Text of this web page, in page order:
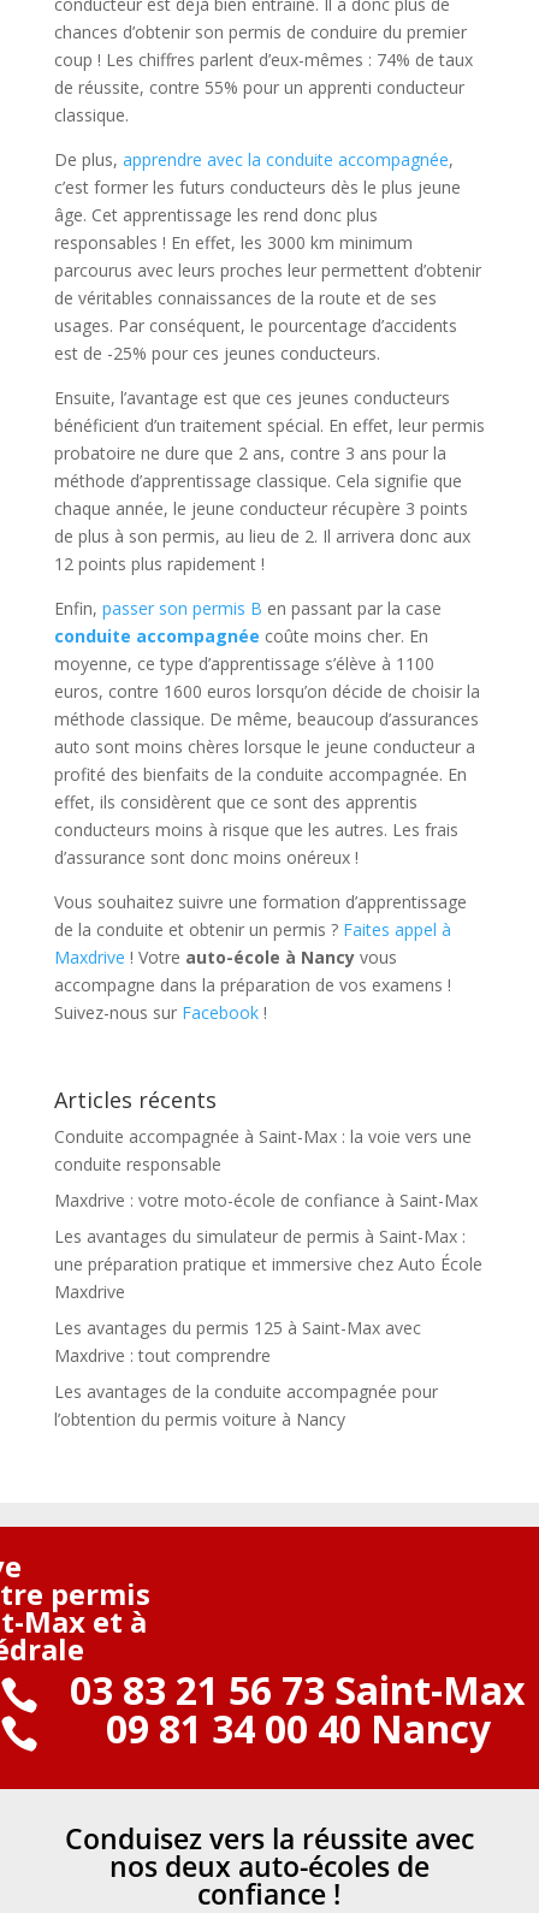
chances d’obtenir son permis de conduire du premier
coup ! Les chiffres parlent d’eux-mêmes : 74% de taux
de réussite, contre 55% pour un apprenti conducteur
classique.
De plus, apprendre avec la conduite accompagnée,
c’est former les futurs conducteurs dès le plus jeune
âge. Cet apprentissage les rend donc plus
responsables ! En effet, les 3000 km minimum
parcourus avec leurs proches leur permettent d’obtenir
de véritables connaissances de la route et de ses
usages. Par conséquent, le pourcentage d’accidents
est de -25% pour ces jeunes conducteurs.
Ensuite, l’avantage est que ces jeunes conducteurs
bénéficient d’un traitement spécial. En effet, leur permis
probatoire ne dure que 2 ans, contre 3 ans pour la
méthode d’apprentissage classique. Cela signifie que
chaque année, le jeune conducteur récupère 3 points
de plus à son permis, au lieu de 2. Il arrivera donc aux
12 points plus rapidement !
Enfin, passer son permis B en passant par la case
conduite accompagnée coûte moins cher. En
moyenne, ce type d’apprentissage s’élève à 1100
euros, contre 1600 euros lorsqu’on décide de choisir la
méthode classique. De même, beaucoup d’assurances
auto sont moins chères lorsque le jeune conducteur a
profité des bienfaits de la conduite accompagnée. En
effet, ils considèrent que ce sont des apprentis
conducteurs moins à risque que les autres. Les frais
d’assurance sont donc moins onéreux !
Vous souhaitez suivre une formation d’apprentissage
de la conduite et obtenir un permis ? Faites appel à
Maxdrive ! Votre auto-école à Nancyvous
accompagne dans la préparation de vos examens !
Suivez-nous sur Facebook!
Articles récents
Conduite accompagnée à Saint-Max : la voie vers une
conduite responsable
Maxdrive : votre moto-école de confiance à Saint-Max
Les avantages du simulateur de permis à Saint-Max :
une préparation pratique et immersive chez Auto École
Maxdrive
Les avantages du permis 125 à Saint-Max avec
Maxdrive : tout comprendre
Les avantages de la conduite accompagnée pour
l’obtention du permis voiture à Nancy
permis
Max et à
 03 83 21 56 73 Saint-Max
 09 81 34 00 40 Nancy
Conduisez vers la réussite avec
nos deux auto-écoles de
confiance !